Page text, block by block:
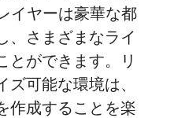
イヤーは豪華な都
、さまざまなライ
とができます。リ
可能な環境は、
作成することを楽